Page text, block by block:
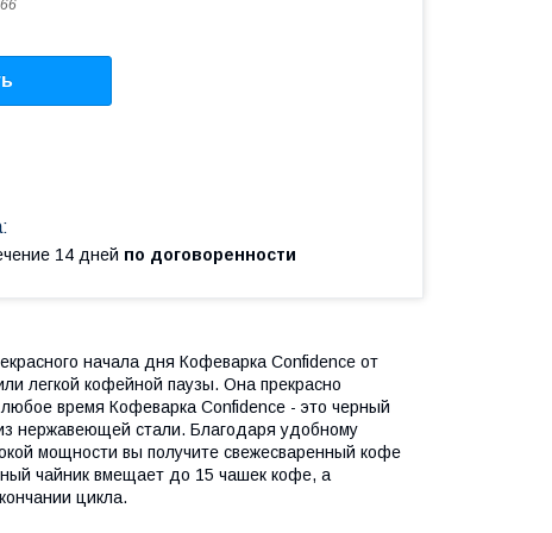
14 дней по договоренности
начала дня Кофеварка Confidence от
легкой кофейной паузы. Она прекрасно
время Кофеварка Confidence - это черный
нержавеющей стали. Благодаря удобному
мощности вы получите свежесваренный кофе
чайник вмещает до 15 чашек кофе, а
цикла.